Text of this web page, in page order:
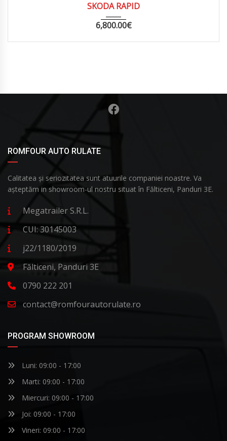
SKODA RAPID
6,800.00€
ROMFOUR AUTO RULATE
Calitatea și seriozitatea sunt atuurile companiei noastre. Va
așteptăm in showroom-ul nostru situat în Fălticeni, Panduri 3E.
Megatrailer S.R.L.
CUI: 30145003
j22/1180/2019
Fălticeni, Panduri 3E
0790 222 201
contact@romfourautorulate.ro
PROGRAM SHOWROOM
Luni: 09:00 - 17:00
Marti: 09:00 - 17:00
Miercuri: 09:00 - 17:00
Joi: 09:00 - 17:00
Vineri: 09:00 - 17:00